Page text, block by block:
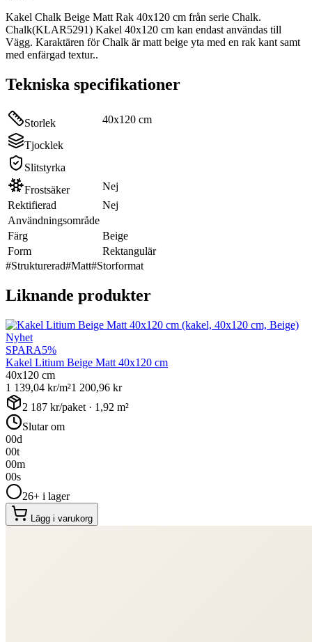
Kakel Chalk Beige Matt Rak 40x120 cm från serie Chalk.
Chalk(KLAR5291) Kakel 40x120 cm kan endast användas till
Vägg. Karaktären för Chalk är matt beige yta med en rak kant samt
med enfärgad textur..
Tekniska specifikationer
Storlek 40x120 cm
Tjocklek
Slitstyrka
Frostsäker
Nej
Rektifierad
Nej
Användningsområde
Färg
Beige
Form
Rektangulär
#Strukturerad#Matt#Storformat
Liknande produkter
Nyhet
SPARA5%
Kakel Litium Beige Matt 40x120 cm
40x120 cm
1 139,04 kr/m²1 200,96 kr
2 187 kr/paket · 1,92 m²
Slutar om
00d
00t
00m
00s
26+ i lager
Lägg i varukorg